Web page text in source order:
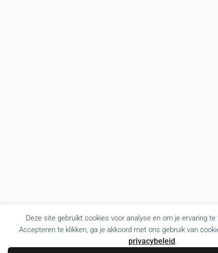
Deze site gebruikt cookies voor analyse en om je ervaring
Accepteren te klikken, ga je akkoord met ons gebruik van
privacybeleid.